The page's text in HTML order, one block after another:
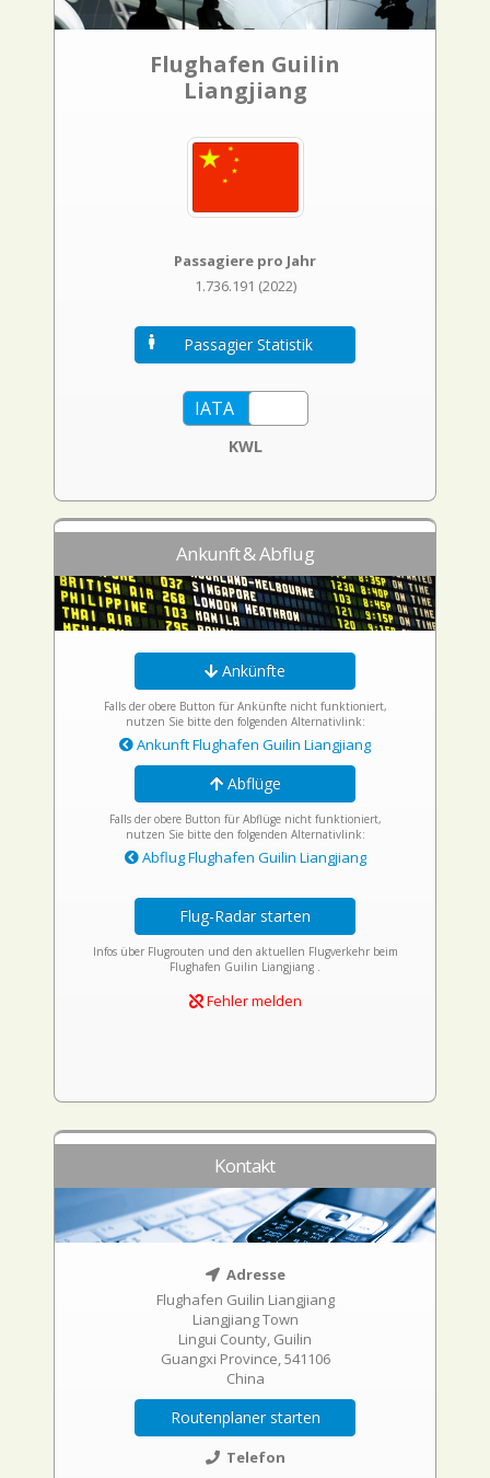
Flughafen Guilin
Liangjiang
Passagiere pro Jahr
1.736.191 (2022)
Passagier Statistik
KWL
Ankunft & Abflug
Ankünfte
Falls der obere Button für Ankünfte nicht funktioniert,
nutzen Sie bitte den folgenden Alternativlink:
Ankunft Flughafen Guilin Liangjiang
Abflüge
Falls der obere Button für Abflüge nicht funktioniert,
nutzen Sie bitte den folgenden Alternativlink:
Abflug Flughafen Guilin Liangjiang
Flug-Radar starten
Infos über Flugrouten und den aktuellen Flugverkehr beim
Flughafen Guilin Liangjiang .
Fehler melden
Kontakt
Adresse
Flughafen Guilin Liangjiang
Liangjiang Town
Lingui County, Guilin
Guangxi Province, 541106
China
Routenplaner starten
Telefon